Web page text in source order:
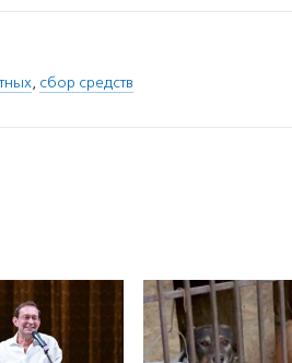
, сбор средств